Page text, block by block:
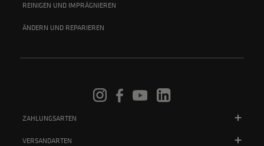
REINIGEN UND IMPRÄGNIEREN
ÄNDERN UND REPARIEREN
ZAHLUNGSARTEN
VERSANDARTEN